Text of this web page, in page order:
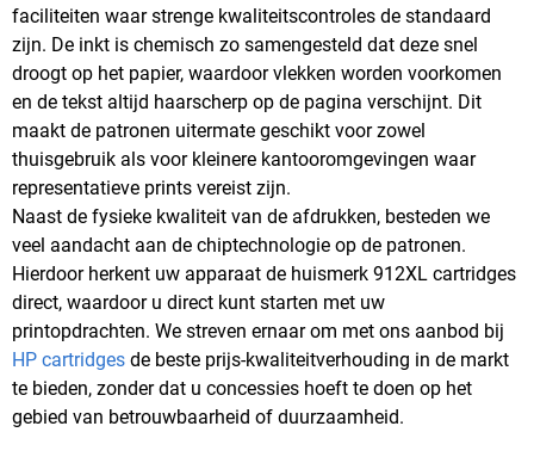
faciliteiten waar strenge kwaliteitscontroles de standaard
zijn. De inkt is chemisch zo samengesteld dat deze snel
droogt op het papier, waardoor vlekken worden voorkomen
en de tekst altijd haarscherp op de pagina verschijnt. Dit
maakt de patronen uitermate geschikt voor zowel
thuisgebruik als voor kleinere kantooromgevingen waar
representatieve prints vereist zijn.
Naast de fysieke kwaliteit van de afdrukken, besteden we
veel aandacht aan de chiptechnologie op de patronen.
Hierdoor herkent uw apparaat de huismerk 912XL cartridges
direct, waardoor u direct kunt starten met uw
printopdrachten. We streven ernaar om met ons aanbod bij
HP cartridges de beste prijs-kwaliteitverhouding in de markt
te bieden, zonder dat u concessies hoeft te doen op het
gebied van betrouwbaarheid of duurzaamheid.